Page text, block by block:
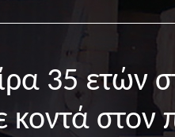
35 ετών
κοντά στον